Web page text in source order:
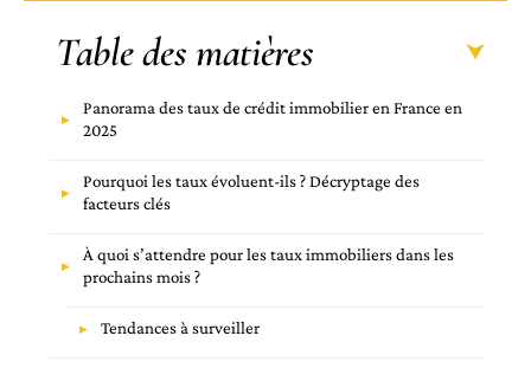
Table des matières
Panorama des taux de crédit immobilier en France en
2025
Pourquoi les taux évoluent-ils ? Décryptage des
facteurs clés
À quoi s’attendre pour les taux immobiliers dans les
prochains mois ?
Tendances à surveiller